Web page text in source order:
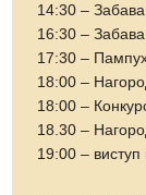
14:30 –
16:30 –
17:30 –
18:00 –
18:00 –
18.30 –
19:00 – виступ